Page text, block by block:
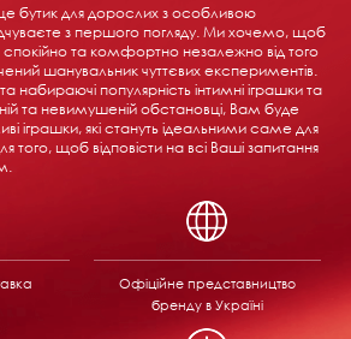
бутик для дорослих з особливою
з першого погляду. Ми хочемо, щоб
та комфортно незалежно від того
шанувальник чуттєвих експериментів.
набираючі популярність інтимні іграшки та
та невимушеній обстановці, Вам буде
іграшки, які стануть ідеальними саме для
того, щоб відповісти на всі Ваші запитання
Офіційне представництво
бренду в Україні